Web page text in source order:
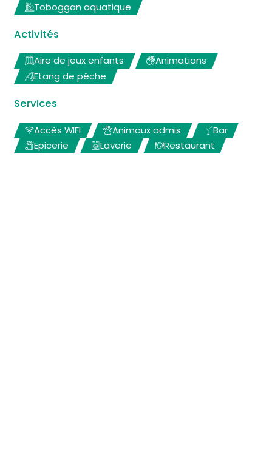
Toboggan aquatique
Activités
Aire de jeux enfants
Animations
Etang de pêche
Services
Accès WIFI Animaux admis
Bar
Epicerie
Laverie Restaurant